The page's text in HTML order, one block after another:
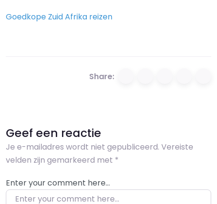
Goedkope Zuid Afrika reizen
Share:
Geef een reactie
Je e-mailadres wordt niet gepubliceerd. Vereiste
velden zijn gemarkeerd met *
Enter your comment here…